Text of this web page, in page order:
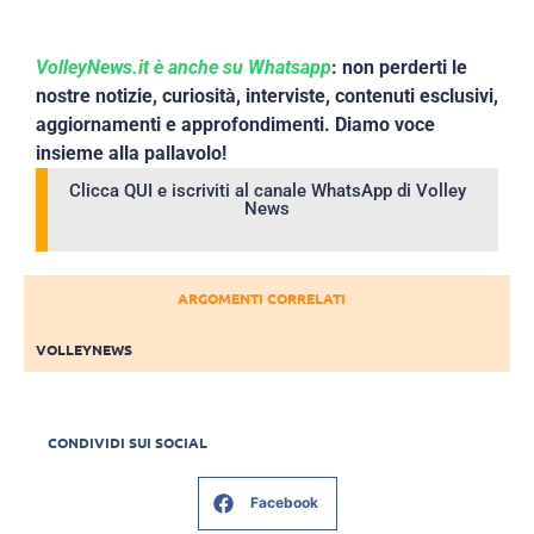
VolleyNews.it è anche su Whatsapp: non perderti le
nostre notizie, curiosità, interviste, contenuti esclusivi,
aggiornamenti e approfondimenti. Diamo voce
insieme alla pallavolo!
Clicca QUI e iscriviti al canale WhatsApp di Volley
News
ARGOMENTI CORRELATI
VOLLEYNEWS
CONDIVIDI SUI SOCIAL
Facebook